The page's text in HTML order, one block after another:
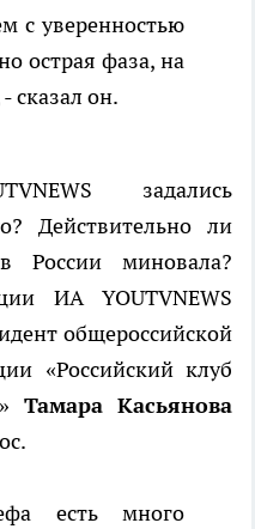
с уверенностью
острая фаза, на
сказал он.
задались
Действительно ли
России миновала?
ИА YOUTVNEWS
общероссийской
«Российский клуб
Тамара Касьянова
есть много